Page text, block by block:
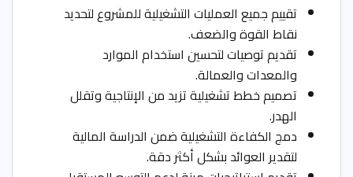
تقييم جميع العمليات التشغيلية للمشروع لتحديد
نقاط القوة والضعف.
تقديم توصيات لتحسين استخدام الموارد
والمعدات والعمالة.
تصميم خطط تشغيلية تزيد من الإنتاجية وتقلل
الهدر.
دمج الكفاءة التشغيلية ضمن الدراسة المالية
لتقدير العوائد بشكل أكثر دقة.